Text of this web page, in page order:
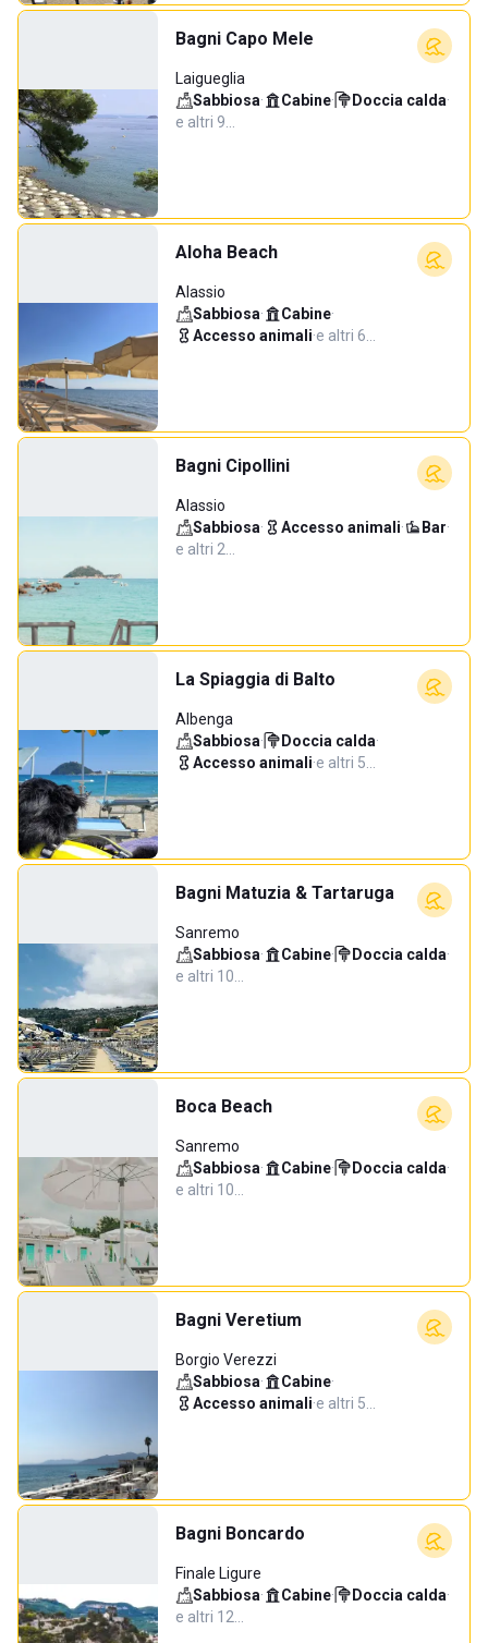
Bagni Capo Mele
Laigueglia
Sabbiosa· Cabine· Doccia calda·
e altri 9…
Aloha Beach
Alassio
Sabbiosa· Cabine·
Accesso animali·e altri 6…
Bagni Cipollini
Alassio
Sabbiosa· Accesso animali· Bar·
e altri 2…
La Spiaggia di Balto
Albenga
Sabbiosa· Doccia calda·
Accesso animali·e altri 5…
Bagni Matuzia & Tartaruga
Sanremo
Sabbiosa· Cabine· Doccia calda·
e altri 10…
Boca Beach
Sanremo
Sabbiosa· Cabine· Doccia calda·
e altri 10…
Bagni Veretium
Borgio Verezzi
Sabbiosa· Cabine·
Accesso animali·e altri 5…
Bagni Boncardo
Finale Ligure
Sabbiosa· Cabine· Doccia calda·
e altri 12…